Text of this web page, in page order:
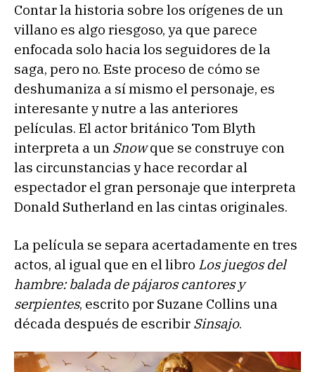
Contar la historia sobre los orígenes de un
villano es algo riesgoso, ya que parece
enfocada solo hacia los seguidores de la
saga, pero no. Este proceso de cómo se
deshumaniza a sí mismo el personaje, es
interesante y nutre a las anteriores
películas. El actor británico Tom Blyth
interpreta a un Snowque se construye con
las circunstancias y hace recordar al
espectador el gran personaje que interpreta
Donald Sutherland en las cintas originales.
La película se separa acertadamente en tres
actos, al igual que en el libro Los juegos del
hambre: balada de pájaros cantores y
serpientes, escrito por Suzane Collins una
década después de escribir Sinsajo.